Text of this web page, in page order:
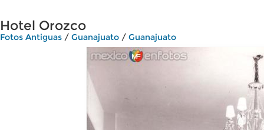
Hotel Orozco
Fotos Antiguas / Guanajuato / Guanajuato